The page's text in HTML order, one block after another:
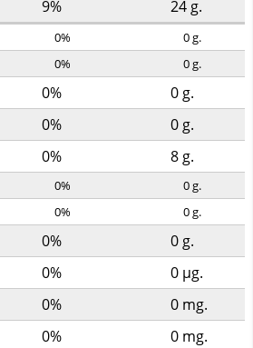
9% 24g.
0% 0g.
0% 0g.
0% 0g.
0% 0g.
0% 8g.
0% 0g.
0% 0g.
0% 0g.
0% 0 µg.
0% 0 mg.
0% 0 mg.